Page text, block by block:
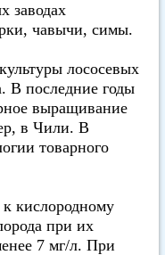
заводах
чавычи, симы.
лососевых
В последние годы
выращивание
в Чили. В
товарного
кислородному
при их
7 мг/л. При